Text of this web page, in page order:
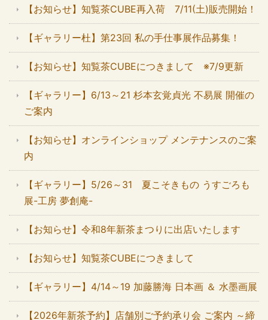
【お知らせ】知覧茶CUBE再入荷 7/11(土)販売開始！
【ギャラリー杜】第23回 私の手仕事展作品募集！
【お知らせ】知覧茶CUBEにつきまして ※7/9更新
【ギャラリー】6/13～21 杉本玄覚貞光 不易展 開催の
ご案内
【お知らせ】オンラインショップ メンテナンスのご案
内
【ギャラリー】5/26～31 夏こそきもの うすごろも
展-工房 夢創庵-
【お知らせ】令和8年新茶まつりに出店いたします
【お知らせ】知覧茶CUBEにつきまして
【ギャラリー】4/14～19 加藤勝海 日本画 ＆ 水墨画展
【2026年新茶予約】店舗別ご予約承り会 ご案内 ～締